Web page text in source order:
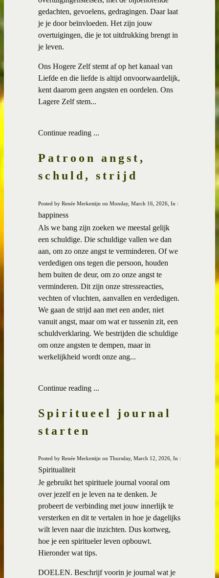
gedachten, gevoelens, gedragingen. Daar laat
je je door beïnvloeden. Het zijn jouw
overtuigingen, die je tot uitdrukking brengt in
je leven.
Ons Hogere Zelf stemt af op het kanaal van
Liefde en die liefde is altijd onvoorwaardelijk,
kent daarom geen angsten en oordelen. Ons
Lagere Zelf stem...
Continue reading ...
Patroon angst,
schuld, strijd
Posted by Renée Merkestijn on Monday, March 16, 2026, In :
happiness
Als we bang zijn zoeken we meestal gelijk
een schuldige. Die schuldige vallen we dan
aan, om zo onze angst te verminderen. Of we
verdedigen ons tegen die persoon, houden
hem buiten de deur, om zo onze angst te
verminderen. Dit zijn onze stressreacties,
vechten of vluchten, aanvallen en verdedigen.
We gaan de strijd aan met een ander, niet
vanuit angst, maar om wat er tussenin zit, een
schuldverklaring. We bestrijden die schuldige
om onze angsten te dempen, maar in
werkelijkheid wordt onze ang...
Continue reading ...
Spiritueel journal
starten
Posted by Renée Merkestijn on Thursday, March 12, 2026, In :
Spiritualiteit
Je gebruikt het spirituele journal vooral om
over jezelf en je leven na te denken. Je
probeert de verbinding met jouw innerlijk te
versterken en dit te vertalen in hoe je dagelijks
wilt leven naar die inzichten. Dus kortweg,
hoe je een spiritueler leven opbouwt.
Hieronder wat tips.
DOELEN. Beschrijf voorin je journal wat je